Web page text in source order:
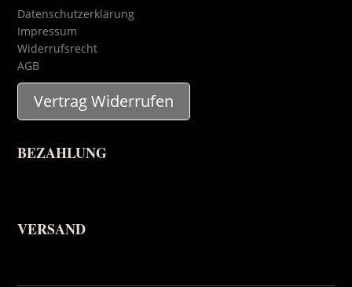
Datenschutzerklärung
Impressum
Widerrufsrecht
AGB
Vertrag Widerrufen
BEZAHLUNG
VERSAND